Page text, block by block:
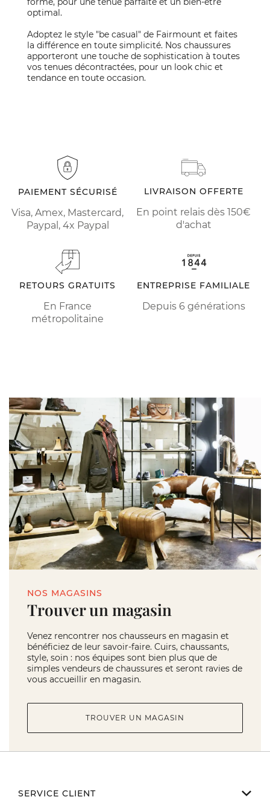
optimal.
Adoptez le style "be casual" de Fairmount et faites
la différence en toute simplicité. Nos chaussures
apporteront une touche de sophistication à toutes
vos tenues décontractées, pour un look chic et
tendance en toute occasion.
PAIEMENT SÉCURISÉ
Visa, Amex, Mastercard,
Paypal, 4x Paypal
LIVRAISON OFFERTE
En point relais dès 150€
d'achat
RETOURS GRATUITS
En France
métropolitaine
ENTREPRISE FAMILIALE
Depuis 6 générations
NOS MAGASINS
Trouver un magasin
Venez rencontrer nos chausseurs en magasin et
bénéficiez de leur savoir-faire. Cuirs, chaussants,
style, soin : nos équipes sont bien plus que de
simples vendeurs de chaussures et seront ravies de
vous accueillir en magasin.
TROUVER UN MAGASIN
SERVICE CLIENT